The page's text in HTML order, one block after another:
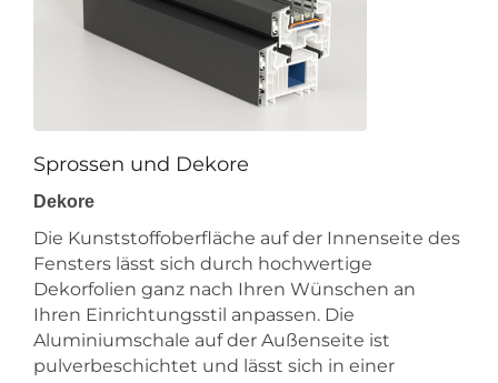
Sprossen und Dekore
Dekore
Die Kunststoffoberfläche auf der Innenseite des
Fensters lässt sich durch hochwertige
Dekorfolien ganz nach Ihren Wünschen an
Ihren Einrichtungsstil anpassen. Die
Aluminiumschale auf der Außenseite ist
pulverbeschichtet und lässt sich in einer